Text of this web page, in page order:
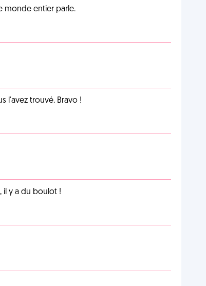
monde entier parle.
l'avez trouvé. Bravo !
il y a du boulot !